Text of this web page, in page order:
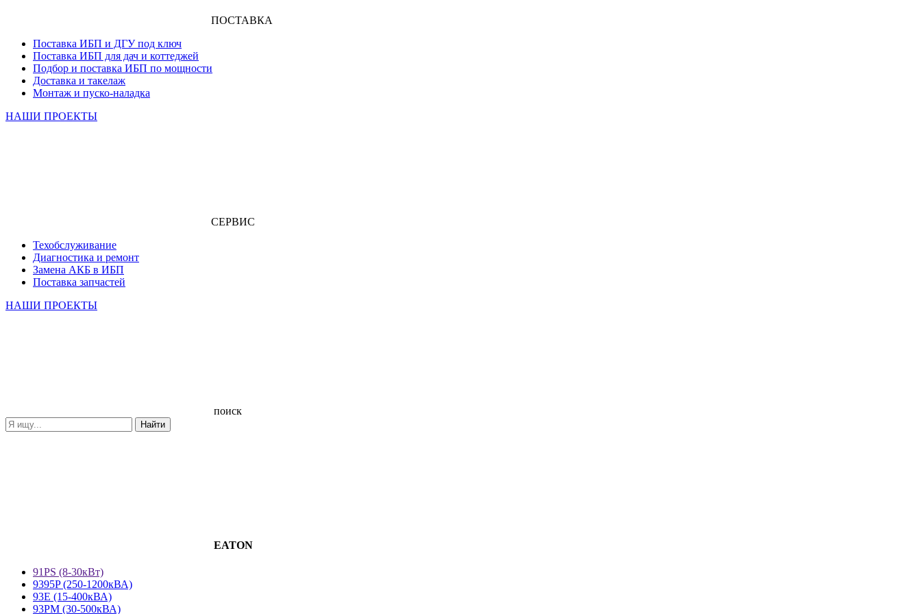
ПОСТАВКА
Поставка ИБП и ДГУ под ключ
Поставка ИБП для дач и коттеджей
Подбор и поставка ИБП по мощности
Доставка и такелаж
Монтаж и пуско-наладка
НАШИ ПРОЕКТЫ
СЕРВИС
Техобслуживание
Диагностика и ремонт
Замена АКБ в ИБП
Поставка запчастей
НАШИ ПРОЕКТЫ
поиск
EATON
91PS (8-30кВт)
9395P (250-1200кВА)
93E (15-400кВА)
93PM (30-500кВА)